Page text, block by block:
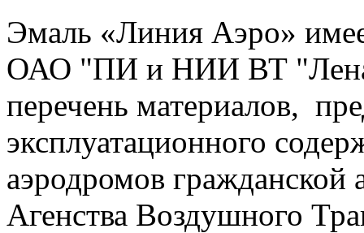
Эмаль «Линия Аэро»
ОАО "ПИ и НИИ ВТ
перечень материалов,
эксплуатационного
аэродромов гражданской
Агенства Воздушного